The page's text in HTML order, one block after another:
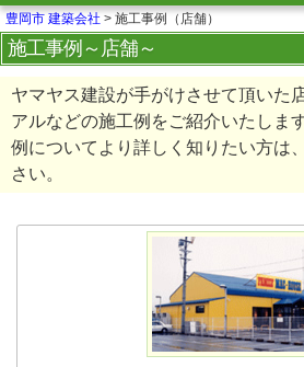
夢ハウスとは
会社概要
施工事例
施工事例（住宅）
施工事例（店舗）
豊岡市 建築会社 > 施工事例（店舗）
施工事例～店舗～
ヤマヤス建設が手がけさせて頂いた
アルなどの施工例をご紹介いたしま
例についてより詳しく知りたい方は
さい。